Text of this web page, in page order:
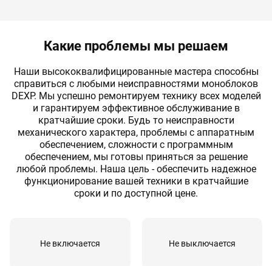
Ремонт системы охлаждения моноблока 30 мин от 1200 руб
Ремонт цепей питания 60 мин от 2800 руб
Ремонт южного моста 90 мин
Установка драйверов 20 мин от 1500 руб
Ремонт разъемов (HDMI, USB, питания) 30 мин от 800 руб
Калибровка экрана 15 мин
Ремонт подсветки матрицы 30 мин от 1500 руб
Какие проблемы мы решаем
Наши высококвалифицированные мастера способны
справиться с любыми неисправностями моноблоков
DEXP. Мы успешно ремонтируем технику всех моделей
и гарантируем эффективное обслуживание в
кратчайшие сроки. Будь то неисправности
механического характера, проблемы с аппаратным
обеспечением, cложности с программным
обеспечением, мы готовы приняться за решение
любой проблемы. Наша цель - обеспечить надежное
функционирование вашей техники в кратчайшие
сроки и по доступной цене.
Не включается Не выключается